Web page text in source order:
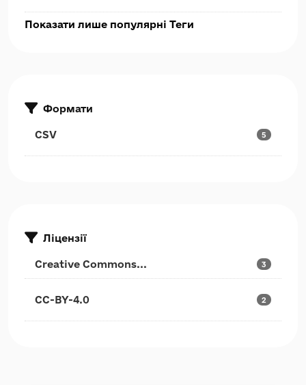
Показати лише популярні Теги
Формати
CSV 5
Ліцензії
Creative Commons... 3
CC-BY-4.0 2